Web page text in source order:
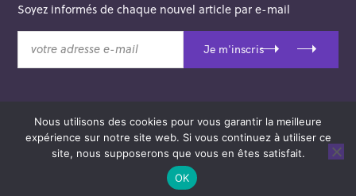
Soyez informés de chaque nouvel article par e-mail
t
Je m'inscris
© 2026 Saint-Merry Hors-les-Murs.
Theme: Felt byPixelgrade.
Nous utilisons des cookies pour vous garantir la meilleure
expérience sur notre site web. Si vous continuez à utiliser ce
site, nous supposerons que vous en êtes satisfait.
OK